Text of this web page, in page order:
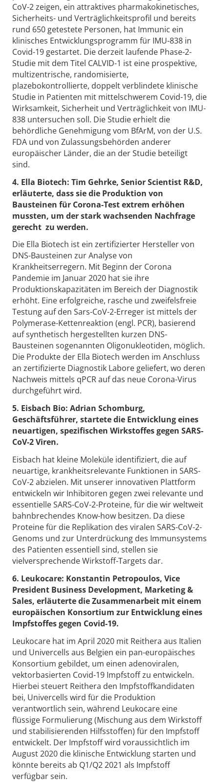
CoV-2 zeigen, ein attraktives pharmakokinetisches,
Sicherheits- und Verträglichkeitsprofil und bereits
rund 650 getestete Personen, hat Immunic ein
klinisches Entwicklungsprogramm für IMU-838 in
Covid-19 gestartet. Die derzeit laufende Phase-2-
Studie mit dem Titel CALVID-1 ist eine prospektive,
multizentrische, randomisierte,
plazebokontrollierte, doppelt verblindete klinische
Studie in Patienten mit mittelschwerem Covid-19, die
Wirksamkeit, Sicherheit und Verträglichkeit von IMU-
838 untersuchen soll. Die Studie erhielt die
behördliche Genehmigung vom BfArM, von der U.S.
FDA und von Zulassungsbehörden anderer
europäischer Länder, die an der Studie beteiligt
sind.
4. Ella Biotech: Tim Gehrke, Senior Scientist R&D,
erläuterte, dass sie die Produktion von
Bausteinen für Corona-Test extrem erhöhen
mussten, um der stark wachsenden Nachfrage
gerecht zu werden.
Die Ella Biotech ist ein zertifizierter Hersteller von
DNS-Bausteinen zur Analyse von
Krankheitserregern. Mit Beginn der Corona
Pandemie im Januar 2020 hat sie ihre
Produktionskapazitäten im Bereich der Diagnostik
erhöht. Eine erfolgreiche, rasche und zweifelsfreie
Testung auf den Sars-CoV-2-Erreger ist mittels der
Polymerase-Kettenreaktion (engl. PCR), basierend
auf synthetisch hergestellten kurzen DNS-
Bausteinen sogenannten Oligonukleotiden, möglich.
Die Produkte der Ella Biotech werden im Anschluss
an zertifizierte Diagnostik Labore geliefert, wo deren
Nachweis mittels qPCR auf das neue Corona-Virus
durchgeführt wird.
5. Eisbach Bio: Adrian Schomburg,
Geschäftsführer, startete die Entwicklung eines
neuartigen, spezifischen Wirkstoffes gegen SARS-
CoV-2 Viren.
Eisbach hat kleine Moleküle identifiziert, die auf
neuartige, krankheitsrelevante Funktionen in SARS-
CoV-2 abzielen. Mit unserer innovativen Plattform
entwickeln wir Inhibitoren gegen zwei relevante und
essentielle SARS-CoV-2-Proteine, für die wir weltweit
bahnbrechendes Know-how besitzen. Da diese
Proteine für die Replikation des viralen SARS-CoV-2-
Genoms und zur Unterdrückung des Immunsystems
des Patienten essentiell sind, stellen sie
vielversprechende Wirkstoff-Targets dar.
6. Leukocare: Konstantin Petropoulos, Vice
President Business Development, Marketing &
Sales, erläuterte die Zusammenarbeit mit einem
europäischen Konsortium zur Entwicklung eines
Impfstoffes gegen Covid-19.
Leukocare hat im April 2020 mit Reithera aus Italien
und Univercells aus Belgien ein pan-europäisches
Konsortium gebildet, um einen adenoviralen,
vektorbasierten Covid-19 Impfstoff zu entwickeln.
Hierbei steuert Reithera den Impfstoffkandidaten
bei, Univercells wird für die Produktion
verantwortlich sein, während Leukocare eine
flüssige Formulierung (Mischung aus dem Wirkstoff
und stabilisierenden Hilfsstoffen) für den Impfstoff
entwickelt. Der Impfstoff wird voraussichtlich im
August 2020 die klinische Entwicklung starten und
könnte bereits ab Q1/Q2 2021 als Impfstoff
verfügbar sein.